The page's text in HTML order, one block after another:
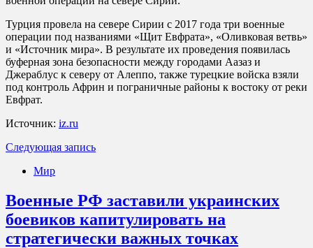
Турция провела на севере Сирии с 2017 года три военные
операции под названиями «Щит Евфрата», «Оливковая ветвь»
и «Источник мира». В результате их проведения появилась
буферная зона безопасности между городами Аазаз и
Джераблус к северу от Алеппо, также турецкие войска взяли
под контроль Африн и пограничные районы к востоку от реки
Евфрат.
Источник: iz.ru
Следующая запись
Мир
Военные РФ заставили украинских
боевиков капитулировать на
стратегически важных точках